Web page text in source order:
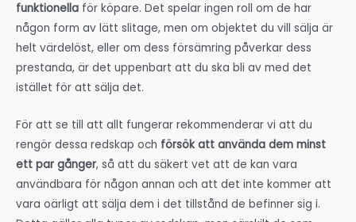
funktionella för köpare. Det spelar ingen roll om de har
någon form av lätt slitage, men om objektet du vill sälja är
helt värdelöst, eller om dess försämring påverkar dess
prestanda, är det uppenbart att du ska bli av med det
istället för att sälja det.
För att se till att allt fungerar rekommenderar vi att du
rengör dessa redskap och försök att använda dem minst
ett par gånger, så att du säkert vet att de kan vara
användbara för någon annan och att det inte kommer att
vara oärligt att sälja dem i det tillstånd de befinner sig i.